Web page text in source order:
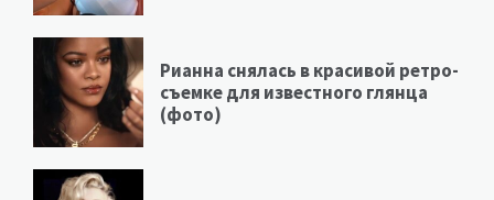
Рианна снялась в красивой ретро-
съемке для известного глянца
(фото)